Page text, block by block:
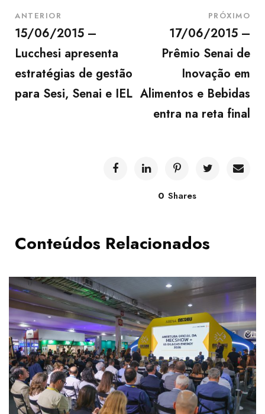
ANTERIOR
15/06/2015 –
Lucchesi apresenta
estratégias de gestão
para Sesi, Senai e IEL
PRÓXIMO
17/06/2015 –
Prêmio Senai de
Inovação em
Alimentos e Bebidas
entra na reta final
0 Shares
Conteúdos Relacionados